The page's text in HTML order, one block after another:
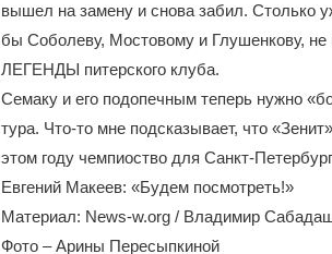
вышел на замену и снова забил. Столько
бы Соболеву, Мостовому и Глушенкову, не
ЛЕГЕНДЫ питерского клуба.
Семаку и его подопечным теперь нужно
тура. Что-то мне подсказывает, что
этом году чемпиоство для Санкт-
Евгений Макеев: «Будем посмотреть!»
Материал: News-w.org / Владимир
Фото – Арины Пересыпкиной